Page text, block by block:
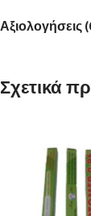
Αξιολογήσεις
Σχετικά